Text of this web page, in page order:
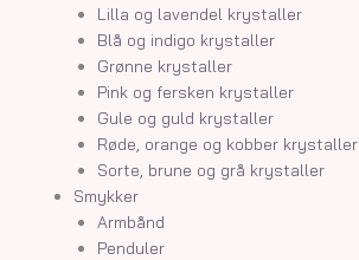
Lilla og lavendel krystaller
Blå og indigo krystaller
Grønne krystaller
Pink og fersken krystaller
Gule og guld krystaller
Røde, orange og kobber krystaller
Sorte, brune og grå krystaller
Smykker
Armbånd
Penduler